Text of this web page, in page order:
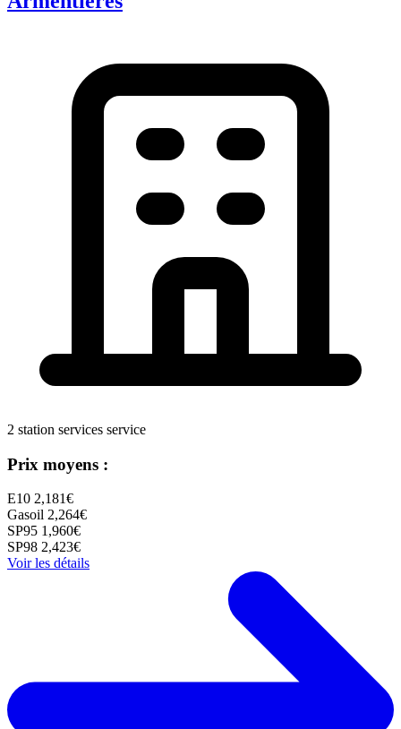
2 station services service
Prix moyens :
E10 2,181€
Gasoil 2,264€
SP95 1,960€
SP98 2,423€
Voir les détails